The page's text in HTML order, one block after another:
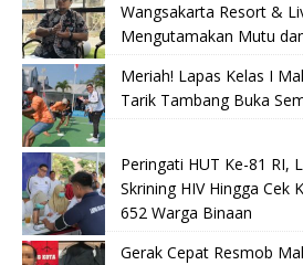
Wangsakarta Resort &
Mengutamakan Mutu
Meriah! Lapas Kelas I
Tarik Tambang Buka
Peringati HUT Ke-81 RI,
Skrining HIV Hingga Cek
652 Warga Binaan
Gerak Cepat Resmob